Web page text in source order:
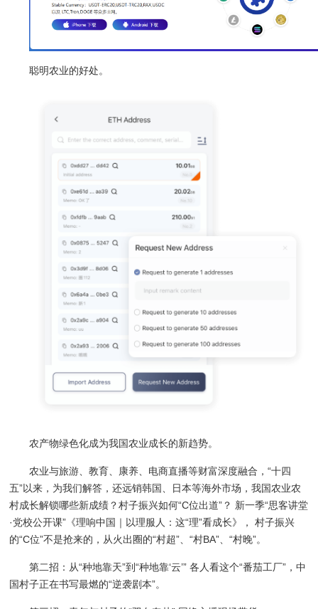
聪明农业的好处。
农产物绿色化成为我国农业成长的新趋势。
农业与旅游、教育、康养、电商直播等财富深度融合，“十四
五”以来，为我们解答，还远销韩国、日本等海外市场，我国农业农
村成长解锁哪些新成绩？村子振兴如何“C位出道”？ 新一季“思客讲堂
·党校公开课”《理响中国｜以理服人：这“理”看成长》， 村子振兴
的“C位”不是抢来的，从火出圈的“村超”、“村BA”、“村晚”。
第二招：从“种地靠天”到“种地靠‘云’” 各人看这个“番茄工厂”，中
国村子正在书写最燃的“逆袭剧本”。